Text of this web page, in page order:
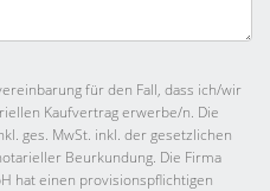
für den Fall, dass ich/wir
Kaufvertrag erwerbe/n. Die
ges. MwSt. inkl. der gesetzlichen
Beurkundung. Die Firma
hat einen provisionspflichtigen